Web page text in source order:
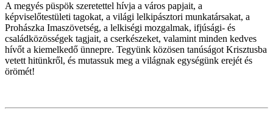
A megyés püspök szeretettel hívja a város papjait, a
képviselőtestületi tagokat, a világi lelkipásztori munkatársakat, a
Prohászka Imaszövetség, a lelkiségi mozgalmak, ifjúsági- és
családközösségek tagjait, a cserkészeket, valamint minden kedves
hívőt a kiemelkedő ünnepre. Tegyünk közösen tanúságot Krisztusba
vetett hitünkről, és mutassuk meg a világnak egységünk erejét és
örömét!